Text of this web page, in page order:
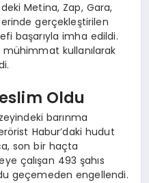
Metina, Zap, Gara,
gerçekleştirilen
başarıyla imha edildi.
kullanılarak
Oldu
barınma
Habur’daki hudut
son bir haçta
çalışan 493 şahıs
geçemeden engellendi.